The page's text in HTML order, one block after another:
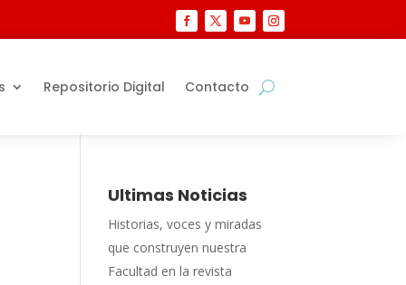
Repositorio Digital Contacto
Ultimas Noticias
Historias, voces y miradas
que construyen nuestra
Facultad en la revista